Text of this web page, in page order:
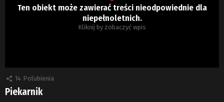
Ten obiekt może zawierać treści nieodpowiednie dla
niepełnoletnich.
Kliknij by zobaczyć wpis
14 Polubienia
Piekarnik